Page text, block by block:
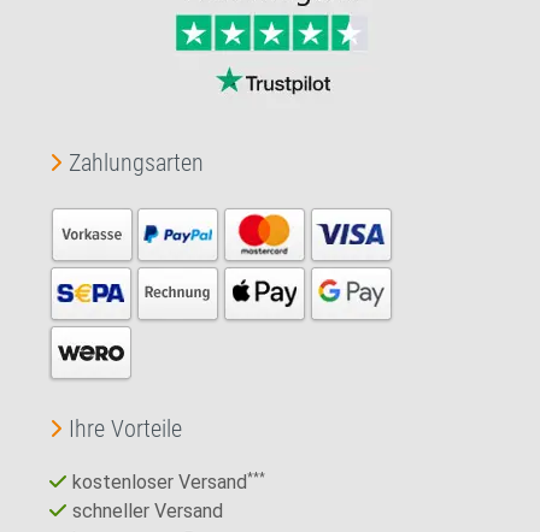
Zahlungsarten
Ihre Vorteile
kostenloser Versand***
schneller Versand